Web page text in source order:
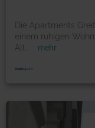
Die Apartments
einem ruhigen
Alt
mehr